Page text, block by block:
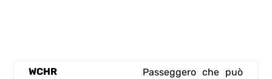
WCHR
Passeggero che può